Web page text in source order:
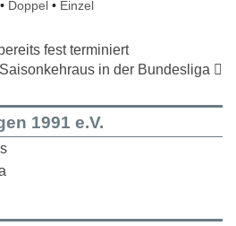
• Doppel • Einzel
fest terminiert
Saisonkehraus in der Bundesliga
1991 e.V.